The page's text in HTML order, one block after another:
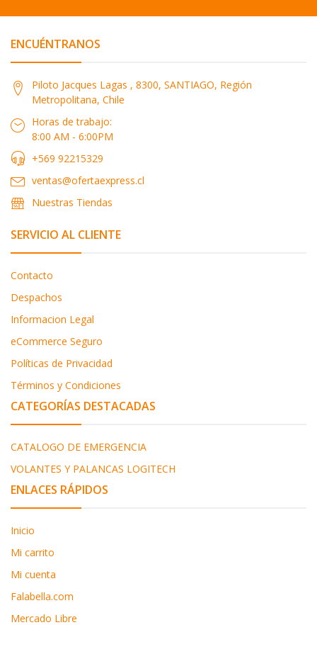
ENCUÉNTRANOS
Piloto Jacques Lagas , 8300, SANTIAGO, Región
Metropolitana, Chile
Horas de trabajo:
8:00 AM - 6:00PM
+569 92215329
ventas@ofertaexpress.cl
Nuestras Tiendas
SERVICIO AL CLIENTE
Contacto
Despachos
Informacion Legal
eCommerce Seguro
Políticas de Privacidad
Términos y Condiciones
CATEGORÍAS DESTACADAS
CATALOGO DE EMERGENCIA
VOLANTES Y PALANCAS LOGITECH
ENLACES RÁPIDOS
Inicio
Mi carrito
Mi cuenta
Falabella.com
Mercado Libre